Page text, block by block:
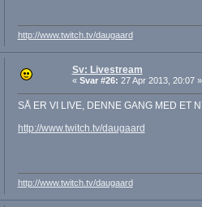
http://www.twitch.tv/daugaard
Sv: Livestream
« Svar #26: 27 Apr 2013, 20:07 »
SÅ ER VI LIVE, DENNE GANG MED ET
http://www.twitch.tv/daugaard
http://www.twitch.tv/daugaard